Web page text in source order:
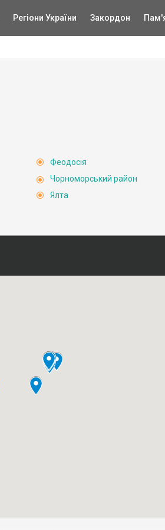
Регіони України Закордон
Феодосія
Чорноморський район
Ялта